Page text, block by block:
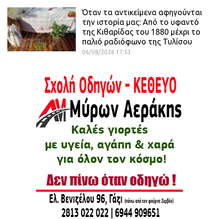
Όταν τα αντικείμενα αφηγούνται
την ιστορία μας: Από το υφαντό
της Κιθαρίδας του 1880 μέχρι το
παλιό ραδιόφωνο της Τυλίσου
06/08/2026 17:53